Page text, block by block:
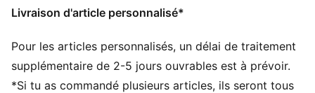
Livraison d'article personnalisé*
Pour les articles personnalisés, un délai de traitement
supplémentaire de 2-5 jours ouvrables est à prévoir.
*Si tu as commandé plusieurs articles, ils seront tous